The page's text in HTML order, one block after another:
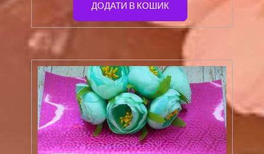
ДОДАТИ В КОШИК